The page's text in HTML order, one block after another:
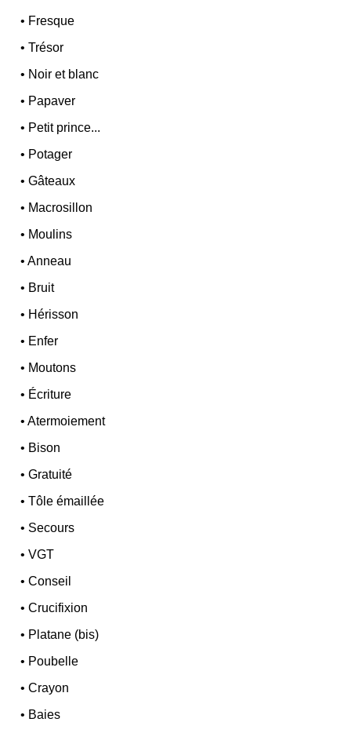
• Fresque
•Trésor
• Noir et blanc
• Papaver
• Petit prince...
• Potager
•Gâteaux
• Macrosillon
• Moulins
•Anneau
• Bruit
• Hérisson
• Enfer
• Moutons
• Écriture
•Atermoiement
• Bison
•Gratuité
•Tôle émaillée
• Secours
•VGT
•Conseil
•Crucifixion
• Platane (bis)
• Poubelle
•Crayon
• Baies